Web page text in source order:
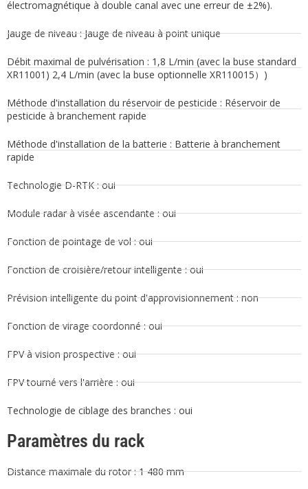
électromagnétique à double canal avec une erreur de ±2%).
Jauge de niveau : Jauge de niveau à point unique
Débit maximal de pulvérisation : 1,8 L/min (avec la buse standard
XR11001) 2,4 L/min (avec la buse optionnelle XR110015）)
Méthode d'installation du réservoir de pesticide : Réservoir de
pesticide à branchement rapide
Méthode d'installation de la batterie : Batterie à branchement
rapide
Technologie D-RTK : oui
Module radar à visée ascendante : oui
Fonction de pointage de vol : oui
Fonction de croisière/retour intelligente : oui
Prévision intelligente du point d'approvisionnement : non
Fonction de virage coordonné : oui
FPV à vision prospective : oui
FPV tourné vers l'arrière : oui
Technologie de ciblage des branches : oui
Paramètres du rack
Distance maximale du rotor : 1 480 mm